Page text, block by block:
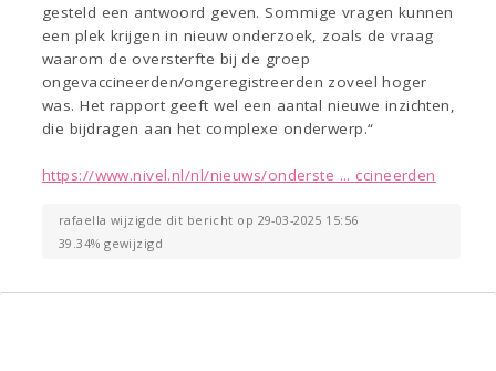
gesteld een antwoord geven. Sommige vragen kunnen
een plek krijgen in nieuw onderzoek, zoals de vraag
waarom de oversterfte bij de groep
ongevaccineerden/ongeregistreerden zoveel hoger
was. Het rapport geeft wel een aantal nieuwe inzichten,
die bijdragen aan het complexe onderwerp.“
https://www.nivel.nl/nl/nieuws/onderste ... ccineerden
rafaella wijzigde dit bericht op 29-03-2025 15:56
39.34% gewijzigd